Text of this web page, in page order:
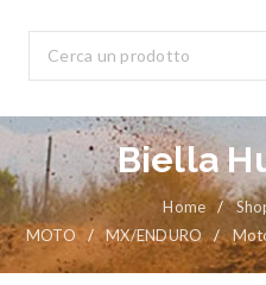
Biella
Home /
MOTO
/ MX/ENDURO /